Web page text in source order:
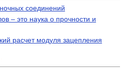
соединений
– это наука о прочности и
расчет модуля зацепления